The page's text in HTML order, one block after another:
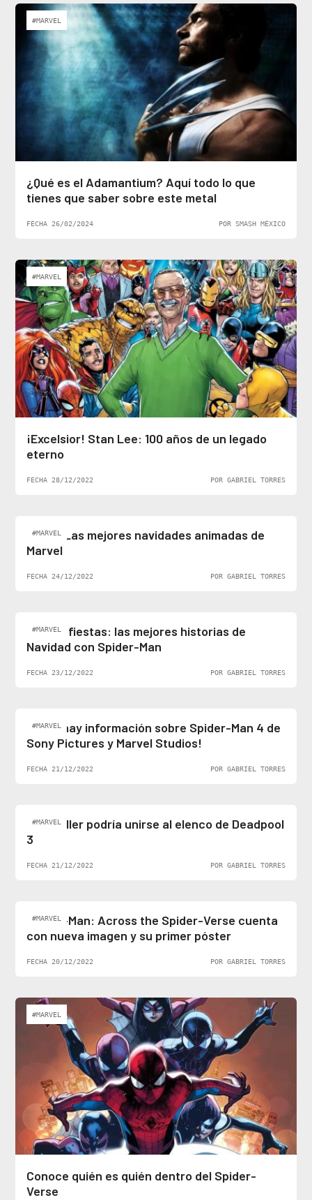
#MARVEL
¿Qué es el Adamantium? Aquí todo lo que
tienes que saber sobre este metal
FECHA 26/02/2024 POR SMASH MÉXICO
#MARVEL
¡Excelsior! Stan Lee: 100 años de un legado
eterno
FECHA 28/12/2022 POR GABRIEL TORRES
#MARVEL
Top 5: Las mejores navidades animadas de
Marvel
FECHA 24/12/2022 POR GABRIEL TORRES
#MARVEL
Felices fiestas: las mejores historias de
Navidad con Spider-Man
FECHA 23/12/2022 POR GABRIEL TORRES
#MARVEL
¡Al fin hay información sobre Spider-Man 4 de
Sony Pictures y Marvel Studios!
FECHA 21/12/2022 POR GABRIEL TORRES
#MARVEL
Ben Stiller podría unirse al elenco de Deadpool
3
FECHA 21/12/2022 POR GABRIEL TORRES
#MARVEL
Spider-Man: Across the Spider-Verse cuenta
con nueva imagen y su primer póster
FECHA 20/12/2022 POR GABRIEL TORRES
#MARVEL
Conoce quién es quién dentro del Spider-
Verse